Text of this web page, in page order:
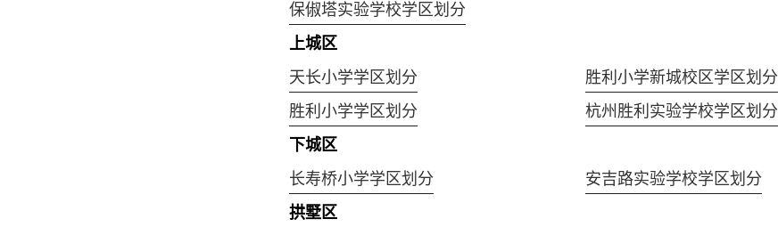
保俶塔实验学校学区划分
上城区
天长小学学区划分
胜利小学新城校区学区划分
胜利小学学区划分
杭州胜利实验学校学区划分
下城区
长寿桥小学学区划分 安吉路实验学校学区划分
拱墅区